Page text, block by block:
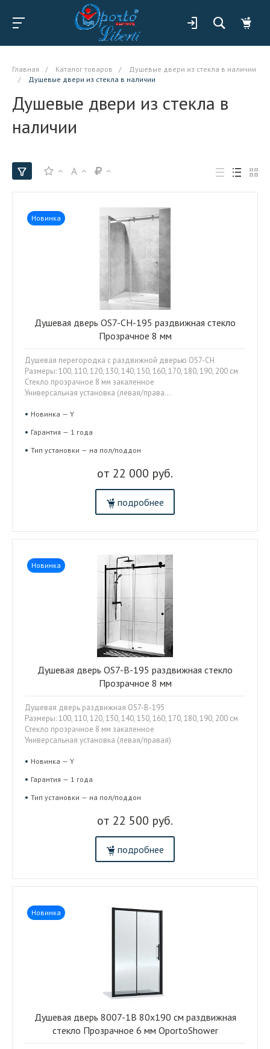
Главная / Каталог товаров /
Душевые двери из стекла в наличии
/
Душевые двери из стекла в наличии
Душевые двери из стекла в
наличии
A
Новинка
от 22 000 руб.
подробнее
Душевая дверь OS7-CH-195 раздвижная стекло
Прозрачное 8 мм
Душевая перегородка с раздвижной дверью OS7-CH
Размеры: 100, 110, 120, 130, 140, 150, 160, 170, 180, 190, 200 см
Стекло прозрачное 8 мм закаленное
Универсальная установка (левая/права...
Новинка — Y
Гарантия — 1 года
Тип установки — на пол/поддон
Новинка
от 22 500 руб.
подробнее
Душевая дверь OS7-B-195 раздвижная стекло
Прозрачное 8 мм
Душевая дверь раздвижная OS7-B-195
Размеры: 100, 110, 120, 130, 140, 150, 160, 170, 180, 190, 200 см
Стекло прозрачное 8 мм закаленное
Универсальная установка (левая/правая)
Новинка — Y
Гарантия — 1 года
Тип установки — на пол/поддон
Новинка
Душевая дверь 8007-1B 80x190 см раздвижная
стекло Прозрачное 6 мм OportoShower